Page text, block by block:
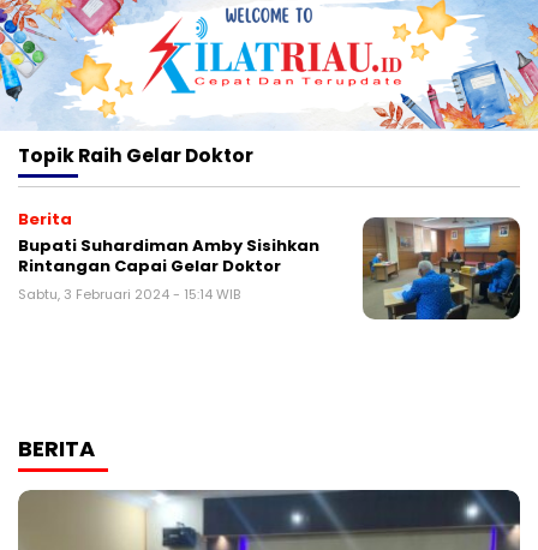
TopikRaih Gelar Doktor
Berita
Bupati Suhardiman Amby Sisihkan
Rintangan Capai Gelar Doktor
Sabtu, 3 Februari 2024 - 15:14 WIB
BERITA